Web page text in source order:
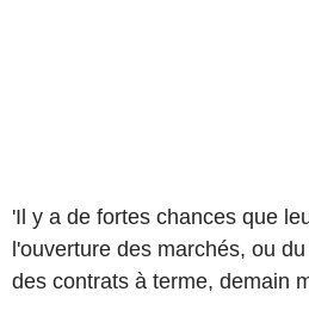
'Il y a de fortes chances que
l'ouverture des marchés, ou
des contrats à terme, demain